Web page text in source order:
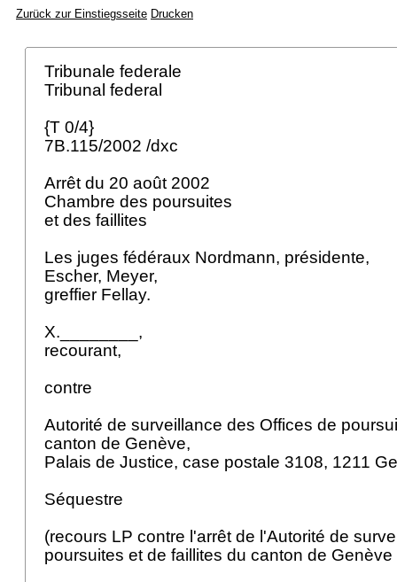
Zurück zur Einstiegsseite Drucken
Tribunale federale
Tribunal federal
{T 0/4}
7B.115/2002 /dxc
Arrêt du 20 août 2002
Chambre des poursuites
et des faillites
Les juges fédéraux Nordmann, présidente,
Escher, Meyer,
greffier Fellay.
X.________,
recourant,
contre
Autorité de surveillance des Offices de
canton de Genève,
Palais de Justice, case postale 3108, 1211
Séquestre
(recours LP contre l'arrêt de l'Autorité de
poursuites et de faillites du canton de